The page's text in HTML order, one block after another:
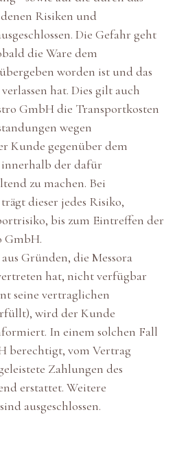
Risiken und
Die Gefahr geht
die Ware dem
worden ist und das
hat. Dies gilt auch
GmbH die Transportkosten
wegen
Kunde gegenüber dem
der dafür
zu machen. Bei
dieser jedes Risiko,
bis zum Eintreffen der
GmbH.
Gründen, die Messora
hat, nicht verfügbar
seine vertraglichen
wird der Kunde
In einem solchen Fall
berechtigt, vom Vertrag
Zahlungen des
erstattet. Weitere
ausgeschlossen.